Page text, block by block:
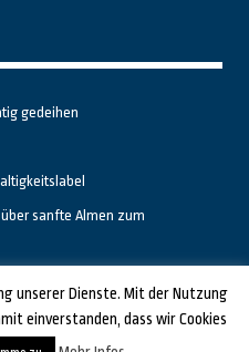
gedeihen
sanfte Almen zum
ALBERTO & FRANZ BEI LUCID.BERLIN
unserer Dienste. Mit der Nutzung
einverstanden, dass wir Cookies